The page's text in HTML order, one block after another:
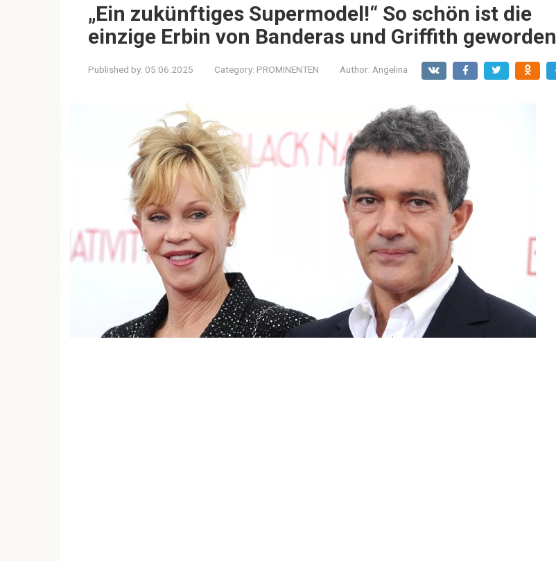
„Ein zukünftiges Supermodel!“ So schön ist die
einzige Erbin von Banderas und Griffith geworden
Published by: 05.06.2025 Category: PROMINENTEN Author: Angelina